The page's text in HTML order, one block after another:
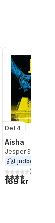
Del 4
Aisha
Jesper Stein
Ljudbok
4,0utav 5(
169 kr